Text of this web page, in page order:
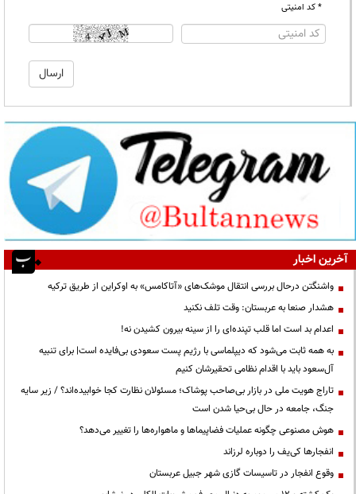
* کد امنیتی
آخرین اخبار
واشنگتن درحال بررسی انتقال موشک‌های «آتاکامس» به اوکراین از طریق ترکیه
هشدار صنعا به عربستان: وقت تلف نکنید
اعدام بد است اما قلب تپنده‌ای را از سینه بیرون کشیدن نه!
به همه ثابت می‌شود که دیپلماسی با رژیم پست سعودی بی‌فایده است| برای تنبیه
آل‌سعود باید با اقدام نظامی تحقیرشان کنیم
تاراج هویت ملی در بازار بی‌صاحب پوشاک؛ مسئولان نظارت کجا خوابیده‌اند؟ / زیر سایه
جنگ، جامعه در حال بی‌حیا شدن است
هوش مصنوعی چگونه عملیات فضاپیماها و ماهواره‌ها را تغییر می‌دهد؟
انفجارها کی‌یف را دوباره لرزاند
وقوع انفجار در تاسیسات گازی شهر جبیل عربستان